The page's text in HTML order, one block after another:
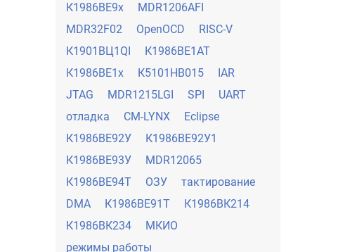
К1986ВЕ9х
MDR1206AFI
MDR32F02
OpenOCD
RISC-V
К1901ВЦ1QI
К1986ВЕ1АТ
К1986ВЕ1х
К5101НВ015
IAR
JTAG
MDR1215LGI SPI
UART
отладка
CM-LYNX
Eclipse
К1986ВЕ92У
К1986ВЕ92У1
К1986ВЕ93У
MDR12065
К1986ВЕ94Т
ОЗУ
тактирование
DMA
К1986ВЕ91Т
К1986ВК214
К1986ВК234
МКИО
режимы работы